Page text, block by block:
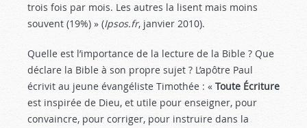
trois fois par mois. Les autres la lisent mais moins
souvent (19%) » (Ipsos.fr, janvier 2010).
Quelle est l’importance de la lecture de la Bible ? Que
déclare la Bible à son propre sujet ? L’apôtre Paul
écrivit au jeune évangéliste Timothée : « Toute Écriture
est inspirée de Dieu, et utile pour enseigner, pour
convaincre, pour corriger, pour instruire dans la